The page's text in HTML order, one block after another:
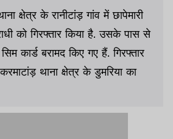
क्षेत्र के रानीटांड़ गांव में छापेमारी
को गिरफ्तार किया है. उसके पास से
कार्ड बरामद किए गए हैं. गिरफ्तार
थाना क्षेत्र के डुमरिया का